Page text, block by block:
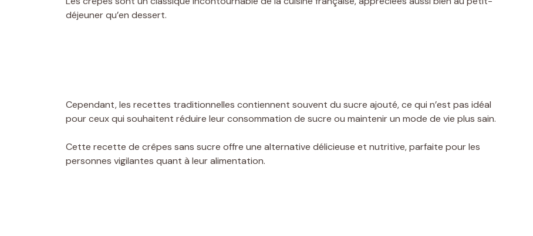
déjeuner qu’en dessert.
Cependant, les recettes traditionnelles contiennent souvent du sucre ajouté, ce qui n’est pas idéal
pour ceux qui souhaitent réduire leur consommation de sucre ou maintenir un mode de vie plus sain.
Cette recette de crêpes sans sucre offre une alternative délicieuse et nutritive, parfaite pour les
personnes vigilantes quant à leur alimentation.